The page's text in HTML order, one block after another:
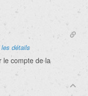
détails
le compte de la